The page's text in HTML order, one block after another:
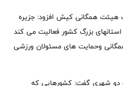
هیئت همگانی کیش افزود: جزیره
بزرگ کشور فعالیت می کند
وحمایت های مسئولان ورزشی
دو شهری گفت: کشورهایی که